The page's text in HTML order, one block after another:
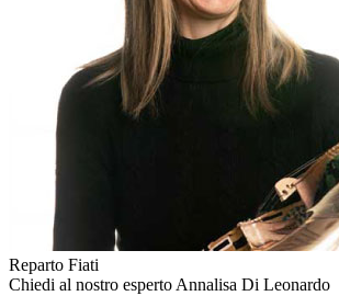
Reparto Fiati
Chiedi al nostro espertoAnnalisa Di Leonardo